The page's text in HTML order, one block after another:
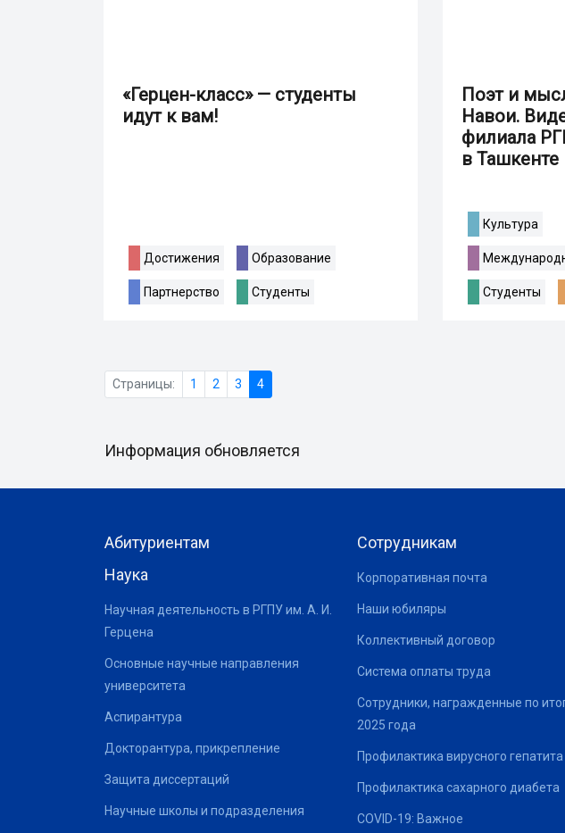
«Герцен-класс» — студенты
идут к вам!
Достижения Образование
Партнерство Студенты
Поэт и
Навои.
филиала
в Ташкенте
Культура
Студенты
Страницы: 1 2 3 4
Информация обновляется
Абитуриентам
Наука
Научная деятельность в РГПУ им. А. И.
Герцена
Основные научные направления
университета
Аспирантура
Докторантура, прикрепление
Защита диссертаций
Научные школы и подразделения
Сотрудникам
Корпоративная почта
Наши юбиляры
Коллективный договор
Система оплаты труда
Сотрудники, награжденные по
2025 года
Профилактика вирусного гепатита
Профилактика сахарного диабета
COVID-19: Важное